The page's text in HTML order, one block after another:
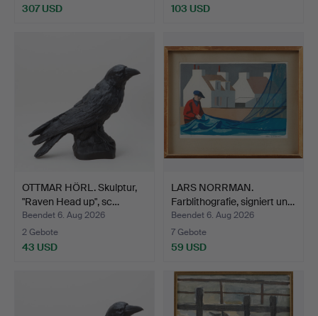
307 USD 103 USD
OTTMAR HÖRL. Skulptur,
"Raven Head up", sc…
Beendet 6. Aug 2026
2 Gebote
43 USD
LARS NORRMAN.
Farblithografie, signiert un…
Beendet 6. Aug 2026
7 Gebote
59 USD